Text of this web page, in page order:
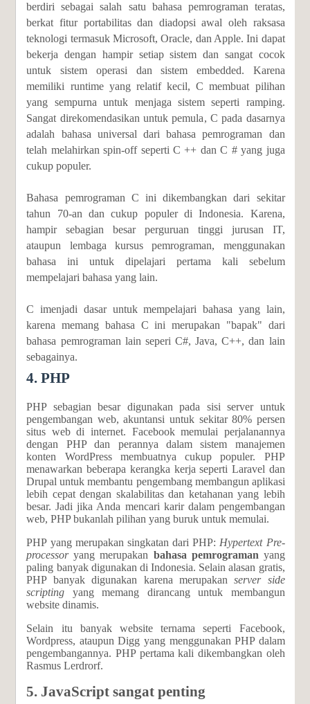
berdiri sebagai salah satu bahasa pemrograman teratas,
berkat fitur portabilitas dan diadopsi awal oleh raksasa
teknologi termasuk Microsoft, Oracle, dan Apple. Ini dapat
bekerja dengan hampir setiap sistem dan sangat cocok
untuk sistem operasi dan sistem embedded. Karena
memiliki runtime yang relatif kecil, C membuat pilihan
yang sempurna untuk menjaga sistem seperti ramping.
Sangat direkomendasikan untuk pemula, C pada dasarnya
adalah bahasa universal dari bahasa pemrograman dan
telah melahirkan spin-off seperti C ++ dan C # yang juga
cukup populer.
Bahasa pemrograman C ini dikembangkan dari sekitar
tahun 70-an dan cukup populer di Indonesia. Karena,
hampir sebagian besar perguruan tinggi jurusan IT,
ataupun lembaga kursus pemrograman, menggunakan
bahasa ini untuk dipelajari pertama kali sebelum
mempelajari bahasa yang lain.
C imenjadi dasar untuk mempelajari bahasa yang lain,
karena memang bahasa C ini merupakan "bapak" dari
bahasa pemrograman lain seperi C#, Java, C++, dan lain
sebagainya.
4. PHP
PHP sebagian besar digunakan pada sisi server untuk
pengembangan web, akuntansi untuk sekitar 80% persen
situs web di internet. Facebook memulai perjalanannya
dengan PHP dan perannya dalam sistem manajemen
konten WordPress membuatnya cukup populer. PHP
menawarkan beberapa kerangka kerja seperti Laravel dan
Drupal untuk membantu pengembang membangun aplikasi
lebih cepat dengan skalabilitas dan ketahanan yang lebih
besar. Jadi jika Anda mencari karir dalam pengembangan
web, PHP bukanlah pilihan yang buruk untuk memulai.
PHP yang merupakan singkatan dari PHP: Hypertext Pre-
processoryang merupakan bahasa pemrograman yang
paling banyak digunakan di Indonesia. Selain alasan gratis,
PHP banyak digunakan karena merupakanserver side
scripting yang memang dirancang untuk membangun
website dinamis.
Selain itu banyak website ternama seperti Facebook,
Wordpress, ataupun Digg yang menggunakan PHP dalam
pengembangannya. PHP pertama kali dikembangkan oleh
Rasmus Lerdrorf.
5. JavaScript sangat penting